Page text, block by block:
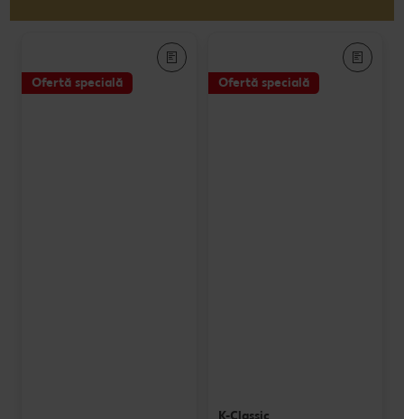
Ofertă specială Ofertă specială
K-Classic